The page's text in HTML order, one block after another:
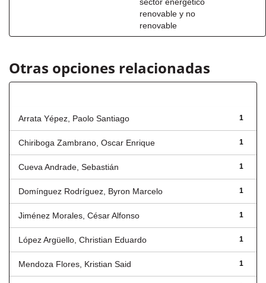
renovable y no
renovable
Otras opciones relacionadas
1
Arrata Yépez, Paolo Santiago
1
Chiriboga Zambrano, Oscar Enrique
1
Cueva Andrade, Sebastián
1
Domínguez Rodríguez, Byron Marcelo
1
Jiménez Morales, César Alfonso
1
López Argüello, Christian Eduardo
1
Mendoza Flores, Kristian Said